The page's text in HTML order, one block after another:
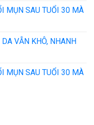
MỤN SAU TUỔI 30 MÀ
VẪN KHÔ, NHANH
MỤN SAU TUỔI 30 MÀ